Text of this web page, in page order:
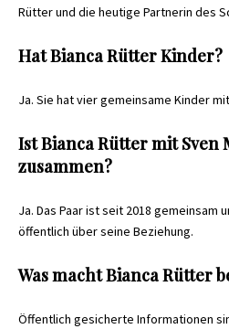
Rütter und die heutige Partnerin des
Hat Bianca Rütter Kinder?
Ja. Sie hat vier gemeinsame Kinder
Ist Bianca Rütter mit Sven
zusammen?
Ja. Das Paar ist seit 2018 gemeinsam
öffentlich über seine Beziehung.
Was macht Bianca Rütter
Öffentlich gesicherte Informationen